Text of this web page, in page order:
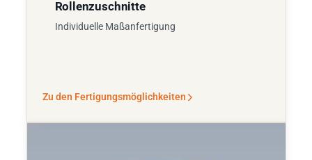
Rollenzuschnitte
Individuelle Maßanfertigung
Zu den Fertigungsmöglichkeiten